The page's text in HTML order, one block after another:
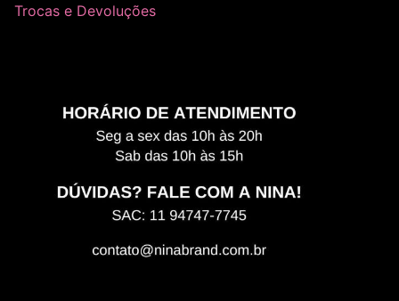
Trocas e Devoluções